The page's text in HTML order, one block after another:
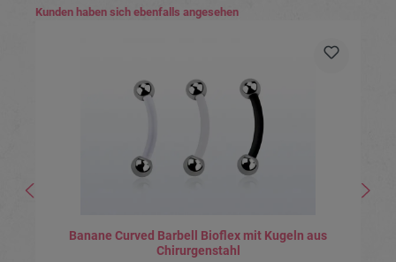
Produktgalerie überspringen
Kunden haben sich ebenfalls angesehen
Banane Curved Barbell Bioflex mit Kugeln aus
Chirurgenstahl